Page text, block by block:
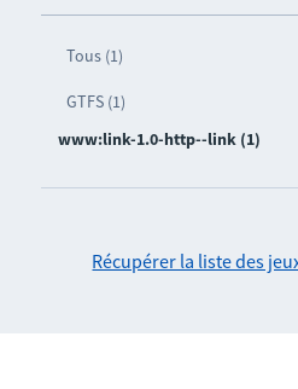
Tous (1)
GTFS (1)
www:link-1.0-http--link (1)
Récupérer la liste des